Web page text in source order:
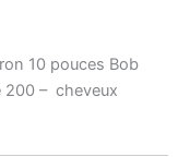
10 pouces Bob
200 – cheveux